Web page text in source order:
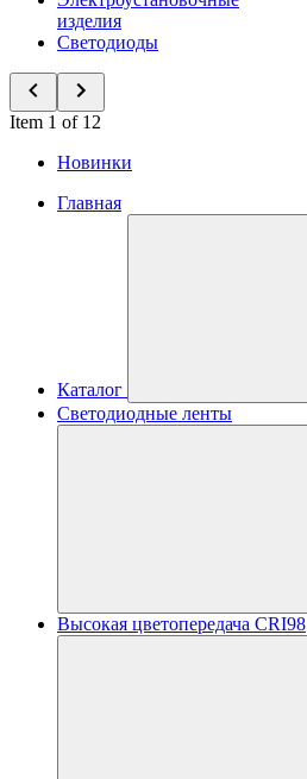
изделия
Светодиоды
Item 1 of 12
Новинки
Главная
Каталог
Светодиодные ленты
Высокая цветопередача CRI98